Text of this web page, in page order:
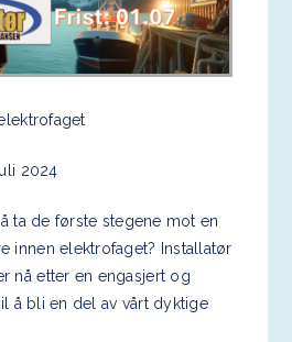
2024
ta de første stegene mot en
innen elektrofaget? Installatør
nå etter en engasjert og
bli en del av vårt dyktige